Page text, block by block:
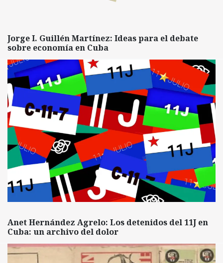
Jorge I. Guillén Martínez: Ideas para el debate
sobre economía en Cuba
Anet Hernández Agrelo: Los detenidos del 11J en
Cuba: un archivo del dolor